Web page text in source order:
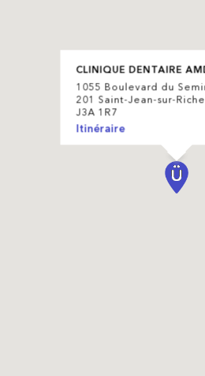
CLINIQUE DENTAIRE
1055 Boulevard du
201 Saint-Jean-sur-
J3A 1R7
Itinéraire